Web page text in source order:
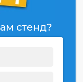
стенд?